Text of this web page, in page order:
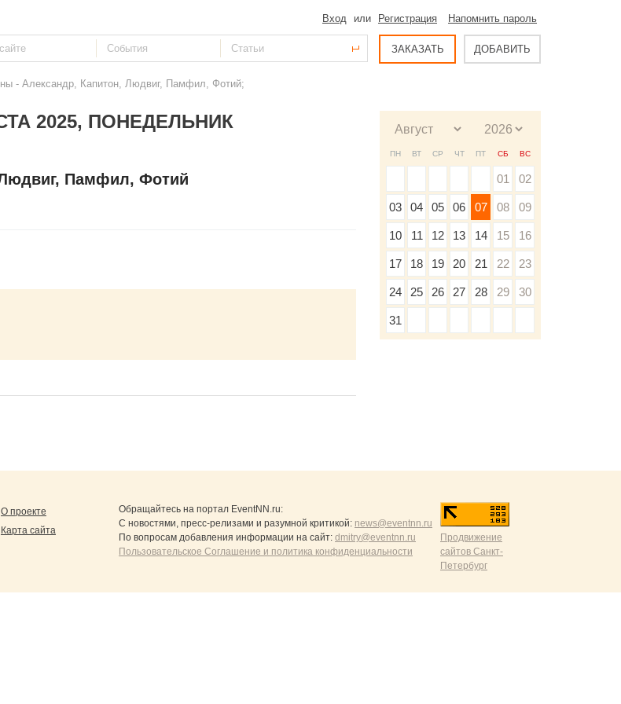
Вход или Регистрация Напомнить пароль
ЗАКАЗАТЬ ДОБАВИТЬ
- Александр, Капитон, Людвиг, Памфил, Фотий;
2025, ПОНЕДЕЛЬНИК
Памфил, Фотий
ПН ВТ СР ЧТ ПТ СБ ВС
01 02
03 04 05 06 07 08 09
10 11 12 13 14 15 16
17 18 19 20 21 22 23
24 25 26 27 28 29 30
31
О проекте
Карта сайта
Обращайтесь на портал EventNN.ru:
С новостями, пресс-релизами и разумной критикой: news@eventnn.ru
По вопросам добавления информации на сайт: dmitry@eventnn.ru
Пользовательское Соглашение и политика конфиденциальности
Продвижение
сайтов Санкт-
Петербург